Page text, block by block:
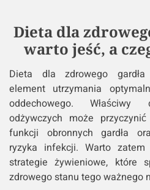
Dieta dla
warto jeść, a
Dieta dla zdrowego
element utrzymania
oddechowego. Właściwy
odżywczych może
funkcji obronnych gardła
ryzyka infekcji. Warto
strategie żywieniowe, które
zdrowego stanu tego ważnego